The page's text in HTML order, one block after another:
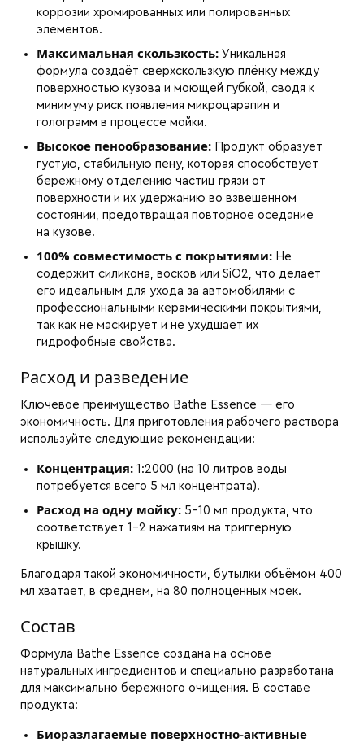
коррозии хромированных или полированных
элементов.
Максимальная скользкость: Уникальная
формула создаёт сверхскользкую плёнку между
поверхностью кузова и моющей губкой, сводя к
минимуму риск появления микроцарапин и
голограмм в процессе мойки.
Высокое пенообразование: Продукт образует
густую, стабильную пену, которая способствует
бережному отделению частиц грязи от
поверхности и их удержанию во взвешенном
состоянии, предотвращая повторное оседание
на кузове.
100% совместимость с покрытиями: Не
содержит силикона, восков или SiO2, что делает
его идеальным для ухода за автомобилями с
профессиональными керамическими покрытиями,
так как не маскирует и не ухудшает их
гидрофобные свойства.
Расход и разведение
Ключевое преимущество Bathe Essence — его
экономичность. Для приготовления рабочего раствора
используйте следующие рекомендации:
Концентрация: 1:2000 (на 10 литров воды
потребуется всего 5 мл концентрата).
Расход на одну мойку: 5–10 мл продукта, что
соответствует 1–2 нажатиям на триггерную
крышку.
Благодаря такой экономичности, бутылки объёмом 400
мл хватает, в среднем, на 80 полноценных моек.
Состав
Формула Bathe Essence создана на основе
натуральных ингредиентов и специально разработана
для максимально бережного очищения. В составе
продукта:
Биоразлагаемые поверхностно-активные